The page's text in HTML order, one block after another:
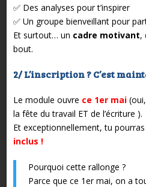
✅ Des analyses pour t’inspirer
✅ Un groupe bienveillant pour
Et surtout… un cadre motivant,
bout.
2/ L’inscription ? C’est
Le module ouvre ce 1er mai(oui,
la fête du travail ET de l’écriture ).
Et exceptionnellement, tu pourras
inclus !
Pourquoi cette rallonge ?
Parce que ce 1er mai, on a